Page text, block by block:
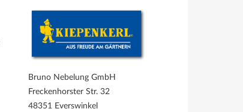
Bruno Nebelung GmbH
Freckenhorster Str. 32
48351 Everswinkel